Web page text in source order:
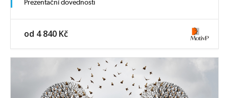
Prezentační dovednosti
od 4 840 Kč